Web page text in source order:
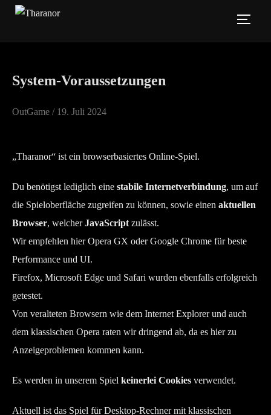
Zum
System-Voraus­setzungen
OutGame / Veröffentlicht
19. Juli 2024
„Tharanor“ ist ein browserbasiertes Online-Spiel.
Du benötigst lediglich eine stabile Internetverbindung, um auf
die Spieloberfläche zugreifen zu können, sowie einen aktuellen
Browser, welcherJavaScript zulässt.
Wir empfehlen hier Opera GX oder Google Chrome für beste
Performance und UI.
Firefox, Microsoft Edge und Safari wurden ebenfalls erfolgreich
getestet.
Von veralteten Browsern wie dem Internet Explorer und auch
dem klassischen Opera raten wir dringend ab, da es hier zu
Anzeigeproblemen kommen kann.
Es werden in unserem Spiel keinerlei Cookies verwendet.
Aktuell ist das Spiel für Desktop-Rechner mit klassischen